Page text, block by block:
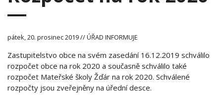
pátek, 20. prosinec 2019 // ÚŘAD INFORMUJE
Zastupitelstvo obce na svém zasedání 16.12.2019 schválilo
rozpočet obce na rok 2020 a současně schválilo také
rozpočet Mateřské školy Žďár na rok 2020. Schválené
rozpočty jsou zveřejněny na úřední desce.